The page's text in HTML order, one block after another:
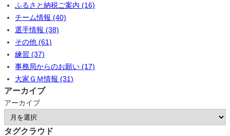
ふるさと納税ご案内 (16)
チーム情報 (40)
選手情報 (38)
その他 (61)
練習 (37)
事務局からのお願い (17)
大家ＧＭ情報 (31)
アーカイブ
アーカイブ
タグクラウド